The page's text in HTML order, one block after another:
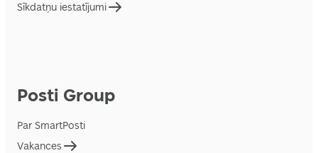
Sīkdatņu iestatījumi
Posti Group
Par SmartPosti
Vakances